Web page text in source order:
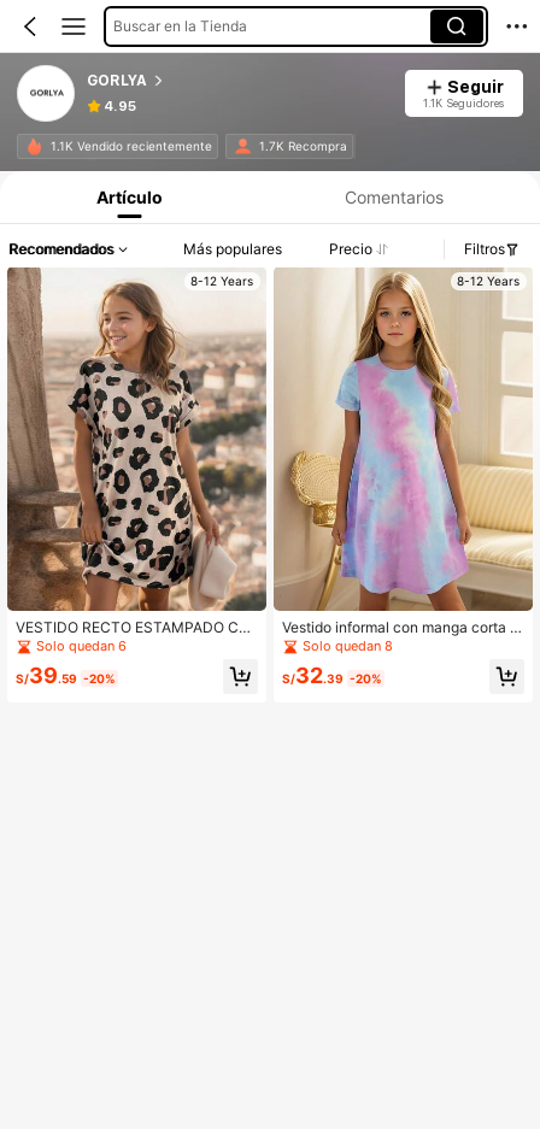
Buscar en la Tienda
GORLYA
4.95
Seguir
1.1K Seguidores
1.1K Vendido recientemente 1.7K Recompra
Artículo Comentarios
Recomendados Más populares Precio Filtros
8-12 Years
VESTIDO RECTO ESTAMPADO CA
SUAL PARA NIÑAS PRE-ADOLESC
FIESTAS AL AIRE LIBRE, COMPRAS
Solo quedan 6
S/39.59 -20%
8-12 Years
Vestido informal con manga corta y
línea A para niña preadolescente G
al aire libre de primavera/verano, co
Solo quedan 8
S/32.39 -20%